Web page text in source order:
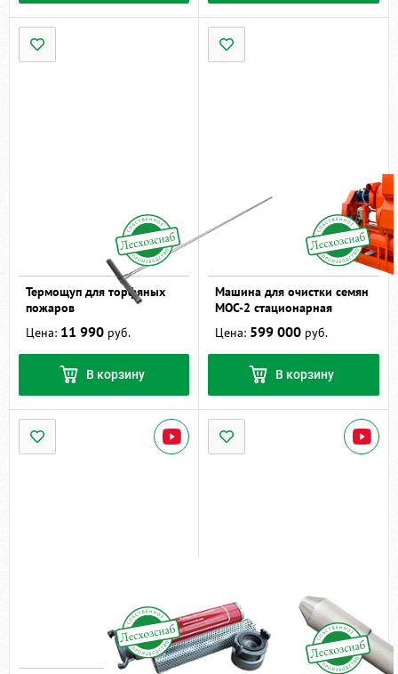
Термощуп для торфяных
пожаров
Цена: 11 990 руб.
В корзину
Машина для очистки семян
МОС-2 стационарная
Цена: 599 000 руб.
В корзину